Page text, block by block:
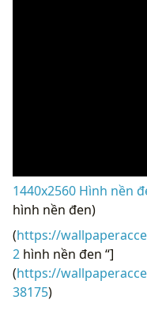
1440x2560 Hình nền
hình nền đen)
(https://
2 hình nền đen “]
(https://
38175)